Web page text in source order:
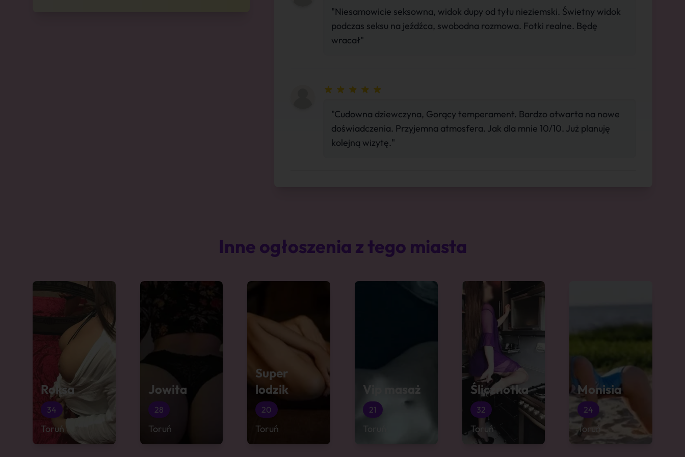
"Niesamowicie seksowna, widok dupy od tyłu nieziemski. Świetny widok
podczas seksu na jeźdźca, swobodna rozmowa. Fotki realne. Będę
wracał"
"Cudowna dziewczyna, Gorący temperament. Bardzo otwarta na nowe
doświadczenia. Przyjemna atmosfera. Jak dla mnie 10/10. Już planuję
kolejną wizytę."
Inne ogłoszenia z tego miasta
Roksa
34
Toruń
Jowita
28
Toruń
Super
lodzik
20
Toruń
Vip masaż
21
Toruń
Ślicznotka
32
Toruń
Monisia
24
Toruń